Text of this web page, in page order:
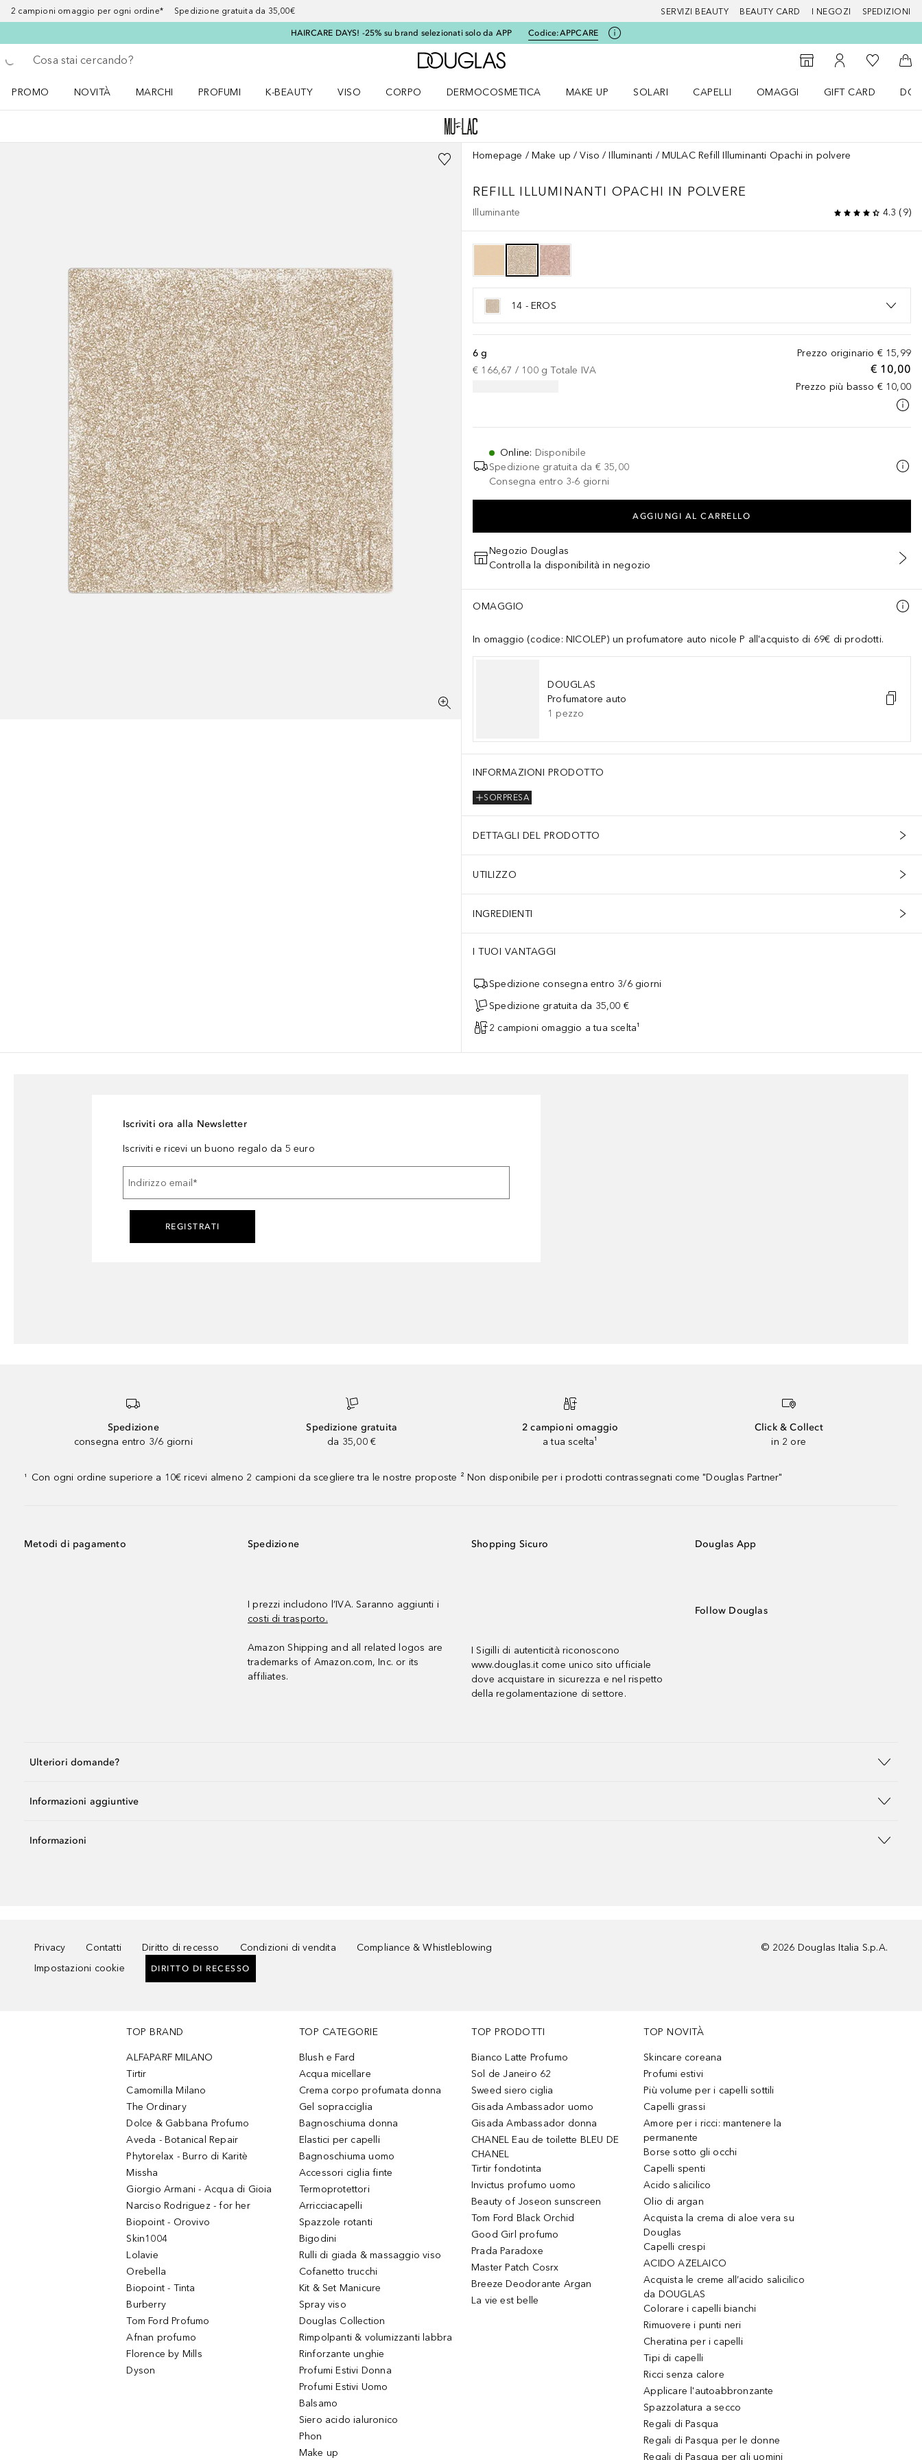
2 campioni omaggio per ogni ordine* Spedizione gratuita da 35,00€ SERVIZI BEAUTY BEAUTY CARD I NEGOZI SPEDIZIONI
HAIRCARE DAYS! -25% su brand selezionati solo da APP Codice:APPCARE
Torna indietro
Esegui ricerca
A Douglas Home
StorefinderAl Mio Account
Alla Mia
Al
PROMO
NOVITÀ
MARCHI
PROFUMI
K-BEAUTY
VISO
CORPO
DERMOCOSMETICA
MAKE UP
SOLARI
CAPELLI
OMAGGI
GIFT CARD
Homepage Make up Viso Illuminanti MULAC Refill Illuminanti Opachi in polvere
REFILL ILLUMINANTI OPACHI IN POLVERE
Illuminante 4.3 (9)
14 - EROS
Prezzo originario € 15,99
€ 10,00
Prezzo più basso € 10,00
6 g
€ 166,67 / 100 g Totale IVA
Online: Disponibile
Spedizione gratuita da € 35,00
Consegna entro 3-6 giorni
AGGIUNGI AL CARRELLO
Negozio Douglas
Controlla la disponibilità in negozio
OMAGGIO
In omaggio (codice: NICOLEP) un profumatore auto nicole P all'acquisto di 69€ di prodotti.
DOUGLAS
Profumatore auto
1 pezzo
INFORMAZIONI PRODOTTO
SORPRESA
DETTAGLI DEL PRODOTTO
UTILIZZO
INGREDIENTI
I TUOI VANTAGGI
Spedizione consegna entro 3/6 giorni
Spedizione gratuita da 35,00 €
2 campioni omaggio a tua scelta¹
Iscriviti ora alla Newsletter
Iscriviti e ricevi un buono regalo da 5 euro
Indirizzo email *
REGISTRATI
Spedizione
consegna entro 3/6 giorni
Spedizione gratuita
da 35,00 €
2 campioni omaggio
a tua scelta¹
Click & Collect
in 2 ore
¹ Con ogni ordine superiore a 10€ ricevi almeno 2 campioni da scegliere tra le nostre proposte ² Non disponibile per i prodotti contrassegnati come "Douglas Partner"
Metodi di pagamento Spedizione
I prezzi includono l’IVA. Saranno aggiunti i
costi di trasporto.
Amazon Shipping and all related logos are
trademarks of Amazon.com, Inc. or its
affiliates.
Shopping Sicuro
I Sigilli di autenticità riconoscono
www.douglas.it come unico sito ufficiale
dove acquistare in sicurezza e nel rispetto
della regolamentazione di settore.
Douglas App
Follow Douglas
Ulteriori domande?
Informazioni aggiuntive
Informazioni
Privacy Contatti Diritto di recesso Condizioni di vendita
Compliance & Whistleblowing
Impostazioni cookie
DIRITTO DI RECESSO
© 2026 Douglas Italia S.p.A.
TOP BRAND
ALFAPARF MILANO
Tirtir
Camomilla Milano
The Ordinary
Dolce & Gabbana Profumo
Aveda - Botanical Repair
Phytorelax - Burro di Karitè
Missha
Giorgio Armani - Acqua di Gioia
Narciso Rodriguez - for her
Biopoint - Orovivo
Skin1004
Lolavie
Orebella
Biopoint - Tinta
Burberry
Tom Ford Profumo
Afnan profumo
Florence by Mills
Dyson
TOP CATEGORIE
Blush e Fard
Acqua micellare
Crema corpo profumata donna
Gel sopracciglia
Bagnoschiuma donna
Elastici per capelli
Bagnoschiuma uomo
Accessori ciglia finte
Termoprotettori
Arricciacapelli
Spazzole rotanti
Bigodini
Rulli di giada & massaggio viso
Cofanetto trucchi
Kit & Set Manicure
Spray viso
Douglas Collection
Rimpolpanti & volumizzanti labbra
Rinforzante unghie
Profumi Estivi Donna
Profumi Estivi Uomo
Balsamo
Siero acido ialuronico
Phon
Make up
TOP PRODOTTI
Bianco Latte Profumo
Sol de Janeiro 62
Sweed siero ciglia
Gisada Ambassador uomo
Gisada Ambassador donna
CHANEL Eau de toilette BLEU DE
CHANEL
Tirtir fondotinta
Invictus profumo uomo
Beauty of Joseon sunscreen
Tom Ford Black Orchid
Good Girl profumo
Prada Paradoxe
Master Patch Cosrx
Breeze Deodorante Argan
La vie est belle
TOP NOVITÀ
Skincare coreana
Profumi estivi
Più volume per i capelli sottili
Capelli grassi
Amore per i ricci: mantenere la
permanente
Borse sotto gli occhi
Capelli spenti
Acido salicilico
Olio di argan
Acquista la crema di aloe vera su
Douglas
Capelli crespi
ACIDO AZELAICO
Acquista le creme all’acido salicilico
da DOUGLAS
Colorare i capelli bianchi
Rimuovere i punti neri
Cheratina per i capelli
Tipi di capelli
Ricci senza calore
Applicare l'autoabbronzante
Spazzolatura a secco
Regali di Pasqua
Regali di Pasqua per le donne
Regali di Pasqua per gli uomini